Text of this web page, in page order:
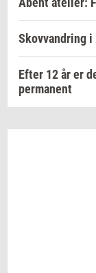
Skovvandring
Efter 12 år er
permanent